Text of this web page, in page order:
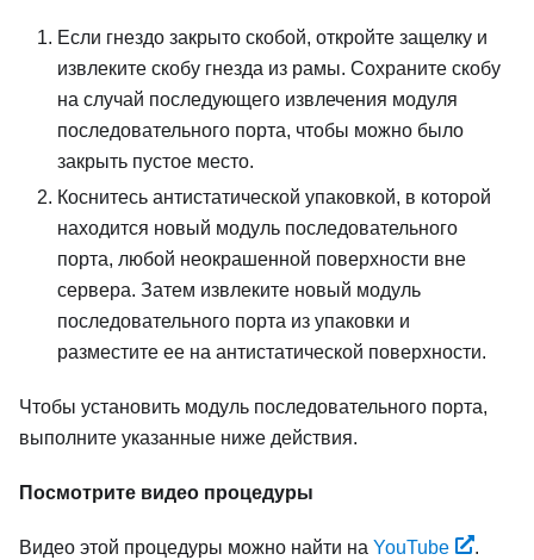
Если гнездо закрыто скобой, откройте защелку и
извлеките скобу гнезда из рамы. Сохраните скобу
на случай последующего извлечения модуля
последовательного порта, чтобы можно было
закрыть пустое место.
Коснитесь антистатической упаковкой, в которой
находится новый модуль последовательного
порта, любой неокрашенной поверхности вне
сервера. Затем извлеките новый модуль
последовательного порта из упаковки и
разместите ее на антистатической поверхности.
Чтобы установить модуль последовательного порта,
выполните указанные ниже действия.
Посмотрите видео процедуры
Видео этой процедуры можно найти на YouTube .